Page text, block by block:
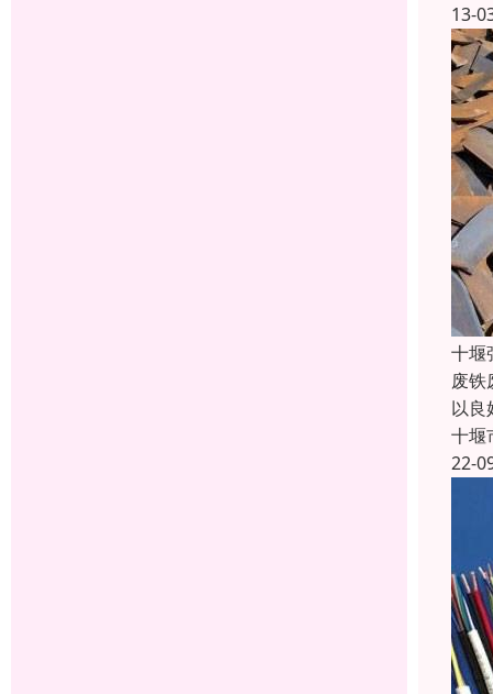
13-
十堰
废铁
以良
十堰
22-